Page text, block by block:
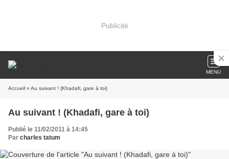
Publicité
MENU
Accueil » Au suivant ! (Khadafi, gare à toi)
Au suivant ! (Khadafi, gare à toi)
Publié le 11/02/2011 à 14:45
Par charles tatum